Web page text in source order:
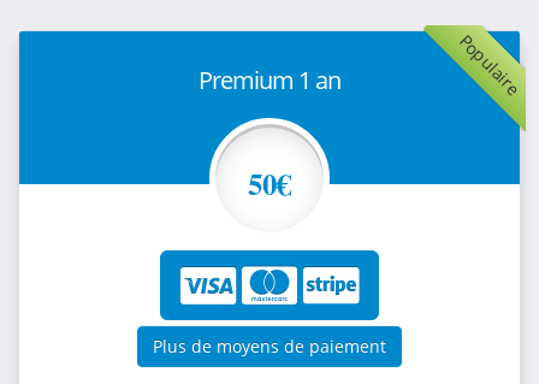
Populaire
Premium 1 an
50€
Plus de moyens de paiement